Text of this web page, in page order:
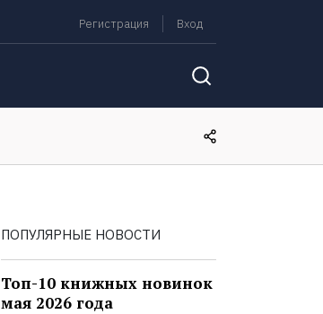
Регистрация Вход
ПОПУЛЯРНЫЕ НОВОСТИ
Топ-10 книжных новинок
мая 2026 года